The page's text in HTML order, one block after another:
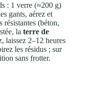
: 1 verre (≈200 g)
gants, aérez et
résistantes (béton,
la terre de
laissez 2–12 heures
les résidus ; sur
sans frotter.